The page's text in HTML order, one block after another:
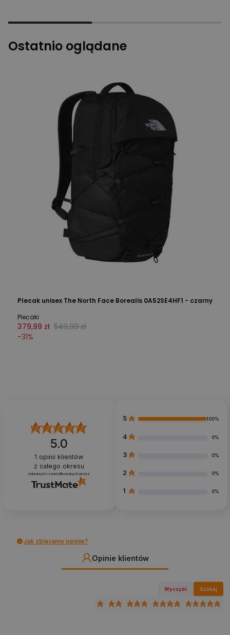
Ostatnio oglądane
Plecak unisex The North Face Borealis 0A52SE4HF1 - czarny
Plecaki
379,99 zł 549,99 zł
-31%
5.0
1 opinii klientów
z całego okresu
zebranych i zweryfikowanych przez
5 100%
4 0%
3 0%
2 0%
1 0%
Jak zbieramy opinie?
Opinie klientów
Wyczyść Szukaj